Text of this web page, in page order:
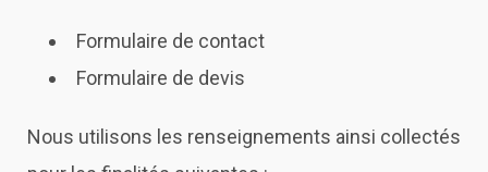
Formulaire de contact
Formulaire de devis
Nous utilisons les renseignements ainsi collectés